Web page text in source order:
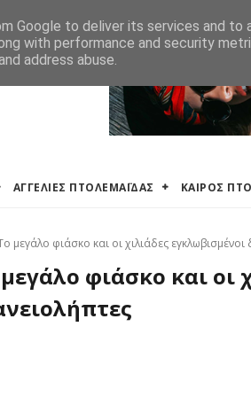
ΔΡΟΜΟΛΟΓΙΑ
ΑΓΓΕΛΙΕΣ ΠΤΟΛΕΜΑΪΔΑΣ ΚΑΙΡΟΣ
μεγάλο φιάσκο και οι χιλιάδες
φιάσκο και οι
Google to deliver its services and to
with performance and security
address abuse.